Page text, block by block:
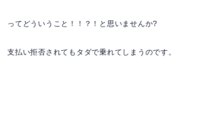
ってどういうこと！！？！と思いませんか?
支払い拒否されてもタダで乗れてしまうのです。